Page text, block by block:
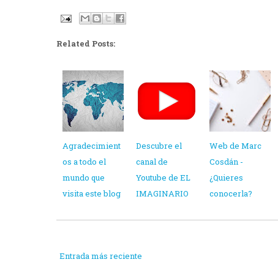
Related Posts:
Agradecimient
os a todo el
mundo que
visita este blog
Descubre el
canal de
Youtube de EL
IMAGINARIO
Web de Marc
Cosdán -
¿Quieres
conocerla?
Entrada más reciente